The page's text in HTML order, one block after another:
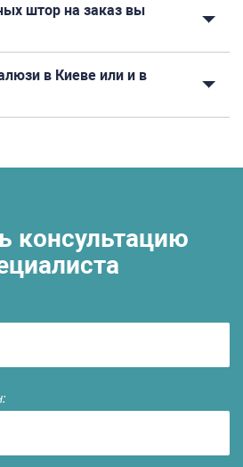
штор на заказ вы
в Киеве или и в
консультацию